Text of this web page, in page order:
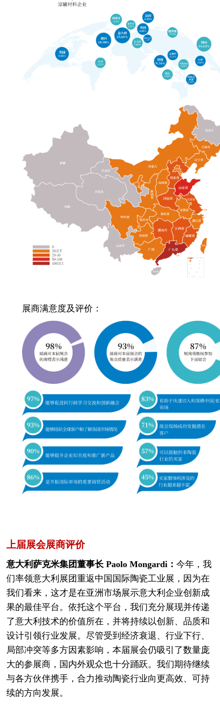
展商满意度及评价：
上届展会展商评价
意大利萨克米集团董事长 Paolo Mongardi：今年，我
们率领意大利展团重返中国国际陶瓷工业展，因为在
我们看来，这才是在亚洲市场展示意大利企业创新成
果的最佳平台。依托这个平台，我们充分展现并传递
了意大利技术的价值所在，并将持续以创新、品质和
设计引领行业发展。尽管受到经济衰退、行业下行、
局部冲突等多方因素影响，本届展会仍吸引了数量庞
大的参展商，国内外观众也十分踊跃。我们期待继续
与各方伙伴携手，合力推动陶瓷行业向更高效、可持
续的方向发展。